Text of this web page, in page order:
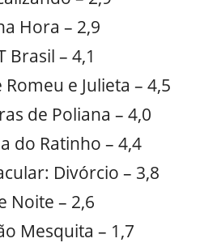
Hora – 2,9
Brasil – 4,1
e Julieta – 4,5
de Poliana – 4,0
do Ratinho – 4,4
Divórcio – 3,8
Noite – 2,6
Mesquita – 1,7